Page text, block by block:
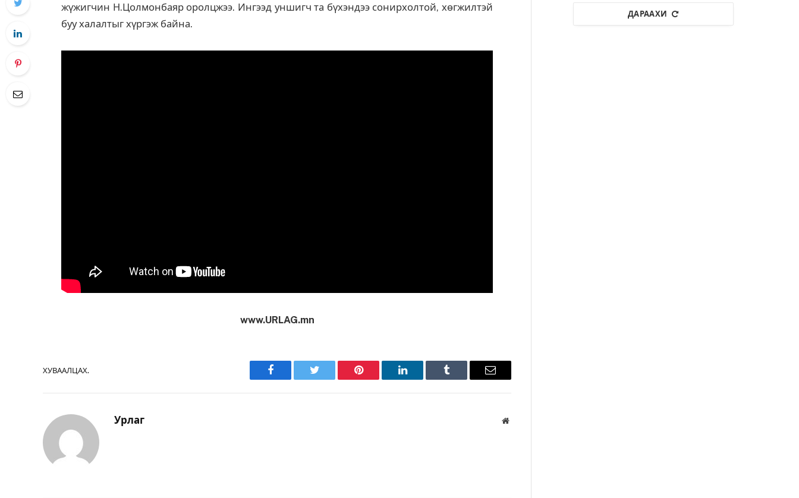
жүжигчин Н.Цолмонбаяр оролцжээ. Ингээд уншигч та бүхэндээ сонирхолтой, хөгжилтэй
буу халалтыг хүргэж байна.
www.URLAG.mn
ХУВААЛЦАХ.
Facebook Twitter Pinterest LinkedIn Tumblr Имэйл
Урлаг Вэбсайт
ДАРААХИ